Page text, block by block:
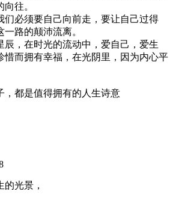
往。
们必须要自己向前走，要让自己过得
路的颠沛流离。
辰，在时光的流动中，爱自己，爱生
惜而拥有幸福，在光阴里，因为内心平
，都是值得拥有的人生诗意
光景，